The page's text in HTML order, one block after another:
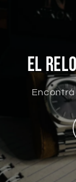
EL